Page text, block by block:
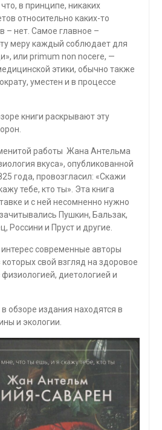
в принципе, никаких
относительно каких-то
– нет. Самое главное –
меру каждый соблюдает для
или primum non nocere, —
этики, обычно также
уместен и в процессе
книги раскрывают эту
работы Жана Антельма
вкуса», опубликованной
года, провозгласил: «Скажи
тебе, кто ты». Эта книга
и с ней несомненно нужно
Пушкин, Бальзак,
Россини и Пруст и другие.
современные авторы
свой взгляд на здоровое
диетологией и
обзоре издания находятся в
и экологии.